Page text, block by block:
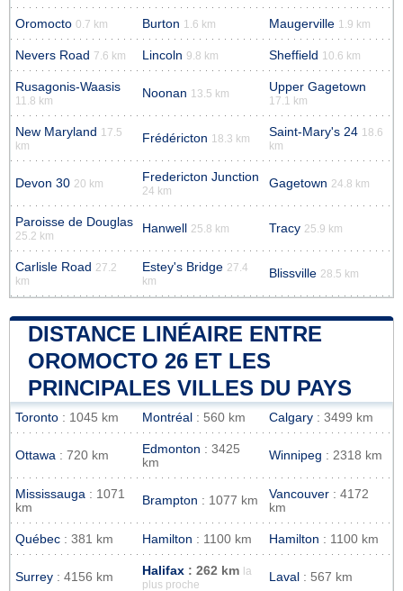
Oromocto 0.7 km Burton 1.6 km Maugerville 1.9 km
Nevers Road 7.6 km Lincoln 9.8 km Sheffield 10.6 km
Rusagonis-Waasis
11.8 km
Noonan 13.5 km Upper Gagetown
17.1 km
New Maryland 17.5
km
Frédéricton 18.3 km Saint-Mary's 24 18.6
km
Devon 30 20 km Fredericton Junction
24 km
Gagetown 24.8 km
Paroisse de Douglas
25.2 km
Hanwell 25.8 km Tracy 25.9 km
Carlisle Road 27.2
km
Estey's Bridge 27.4
km
Blissville 28.5 km
DISTANCE LINÉAIRE ENTRE
OROMOCTO 26 ET LES
PRINCIPALES VILLES DU PAYS
Toronto : 1045 km Montréal : 560 km Calgary : 3499 km
Ottawa : 720 km Edmonton : 3425
km
Winnipeg : 2318 km
Mississauga : 1071
km
Brampton : 1077 km Vancouver : 4172
km
Québec : 381 km Hamilton : 1100 km Hamilton : 1100 km
Surrey : 4156 km Halifax : 262 km
la
plus proche
Laval : 567 km